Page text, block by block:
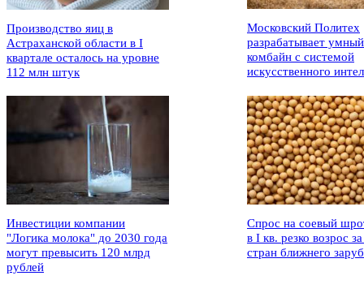
Производство яиц в
Астраханской области в I
квартале осталось на уровне
112 млн штук
Московский Политех
разрабатывает умный
комбайн с системой
искусственного
Инвестиции компании
"Логика молока" до 2030 года
могут превысить 120 млрд
рублей
Спрос на соевый
в I кв. резко возрос
стран ближнего